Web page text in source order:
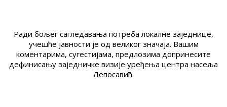
Ради бољег сагледавања потреба локалне заједнице,
учешће јавности је од великог значаја. Вашим
коментарима, сугестијама, предлозима допринесите
дефинисању заједничке визије уређења центра насеља
Лепосавић.